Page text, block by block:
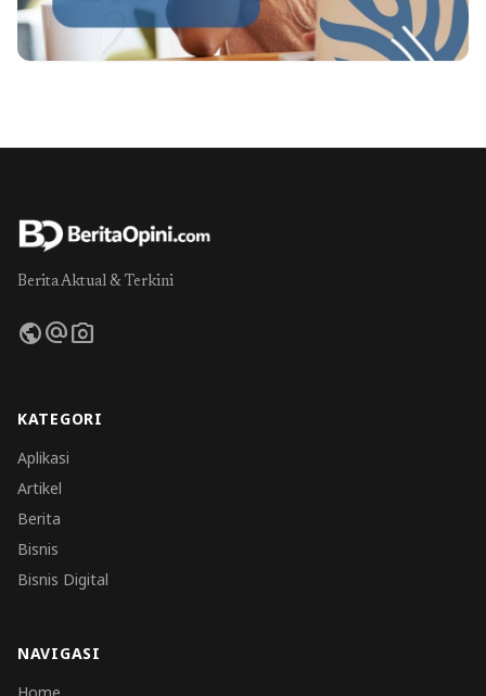
Berita Aktual & Terkini
publicalternate_emailphoto_camera
KATEGORI
Aplikasi
Artikel
Berita
Bisnis
Bisnis Digital
NAVIGASI